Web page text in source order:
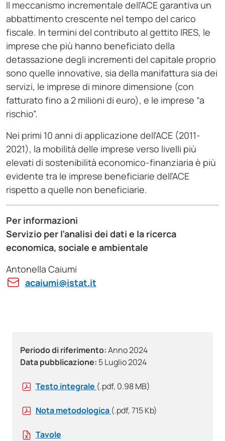
Periodo di riferimento:Anno 2024
Data pubblicazione: 5 Luglio 2024
Testo integrale (.pdf, 0.98 MB)
Nota metodologica (.pdf, 715 Kb)
Tavole
Il meccanismo incrementale dell’ACE garantiva un
abbattimento crescente nel tempo del carico
fiscale. In termini del contributo al gettito IRES, le
imprese che più hanno beneficiato della
detassazione degli incrementi del capitale proprio
sono quelle innovative, sia della manifattura sia dei
servizi, le imprese di minore dimensione (con
fatturato fino a 2 milioni di euro), e le imprese “a
rischio”.
Nei primi 10 anni di applicazione dell’ACE (2011-
2021), la mobilità delle imprese verso livelli più
elevati di sostenibilità economico-finanziaria è più
evidente tra le imprese beneficiarie dell’ACE
rispetto a quelle non beneficiarie.
Per informazioni
Servizio per l’analisi dei dati e la ricerca
economica, sociale e ambientale
Antonella Caiumi
acaiumi@istat.it